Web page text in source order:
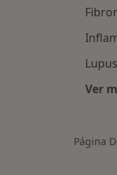
Ver
Página